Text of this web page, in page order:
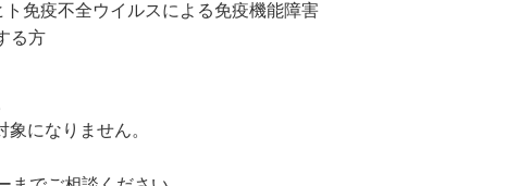
免疫不全ウイルスによる免疫機能障害
る方
になりません。